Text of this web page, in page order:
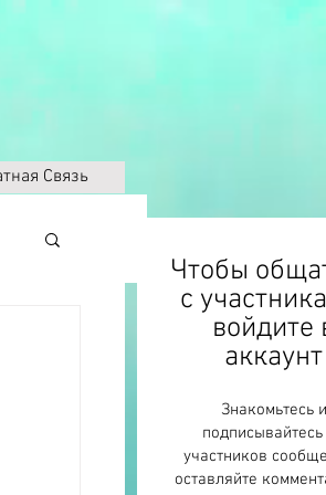
Связь
Чтобы
с
войдите
аккаунт
Знакомьтесь и
участников
оставляйте